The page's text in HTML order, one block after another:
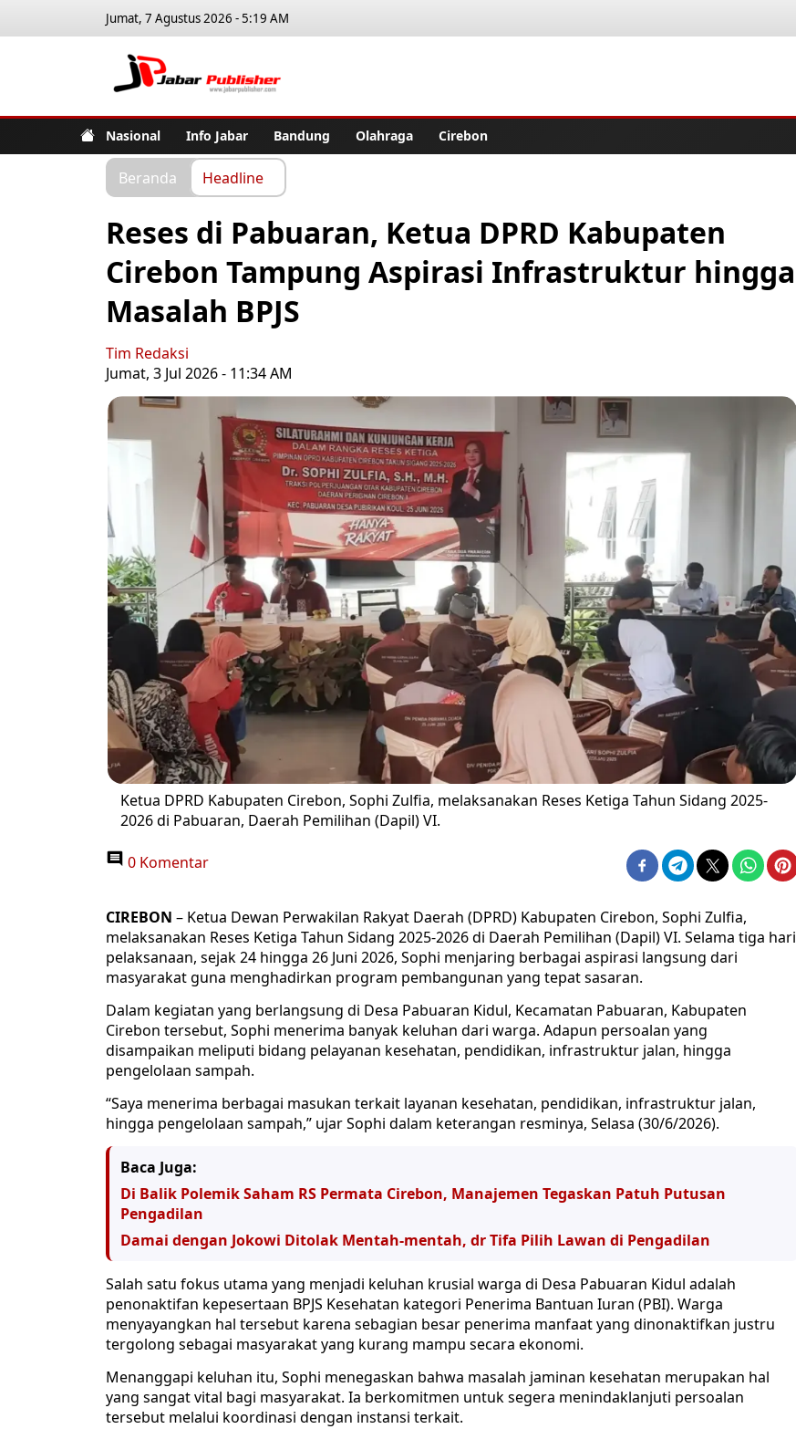
Jumat, 7 Agustus 2026 - 5:19 AM
Nasional Info Jabar Bandung Olahraga Cirebon
Beranda Headline
Reses di Pabuaran, Ketua DPRD Kabupaten
Cirebon Tampung Aspirasi Infrastruktur hingga
Masalah BPJS
Tim Redaksi
Jumat, 3 Jul 2026 - 11:34 AM
Ketua DPRD Kabupaten Cirebon, Sophi Zulfia, melaksanakan Reses Ketiga Tahun Sidang 2025-
2026 di Pabuaran, Daerah Pemilihan (Dapil) VI.
0 Komentar
CIREBON – Ketua Dewan Perwakilan Rakyat Daerah (DPRD) Kabupaten Cirebon, Sophi Zulfia,
melaksanakan Reses Ketiga Tahun Sidang 2025-2026 di Daerah Pemilihan (Dapil) VI. Selama tiga hari
pelaksanaan, sejak 24 hingga 26 Juni 2026, Sophi menjaring berbagai aspirasi langsung dari
masyarakat guna menghadirkan program pembangunan yang tepat sasaran.
Dalam kegiatan yang berlangsung di Desa Pabuaran Kidul, Kecamatan Pabuaran, Kabupaten
Cirebon tersebut, Sophi menerima banyak keluhan dari warga. Adapun persoalan yang
disampaikan meliputi bidang pelayanan kesehatan, pendidikan, infrastruktur jalan, hingga
pengelolaan sampah.
“Saya menerima berbagai masukan terkait layanan kesehatan, pendidikan, infrastruktur jalan,
hingga pengelolaan sampah,” ujar Sophi dalam keterangan resminya, Selasa (30/6/2026).
Baca Juga:
Di Balik Polemik Saham RS Permata Cirebon, Manajemen Tegaskan Patuh Putusan
Pengadilan
Damai dengan Jokowi Ditolak Mentah-mentah, dr Tifa Pilih Lawan di Pengadilan
Salah satu fokus utama yang menjadi keluhan krusial warga di Desa Pabuaran Kidul adalah
penonaktifan kepesertaan BPJS Kesehatan kategori Penerima Bantuan Iuran (PBI). Warga
menyayangkan hal tersebut karena sebagian besar penerima manfaat yang dinonaktifkan justru
tergolong sebagai masyarakat yang kurang mampu secara ekonomi.
Menanggapi keluhan itu, Sophi menegaskan bahwa masalah jaminan kesehatan merupakan hal
yang sangat vital bagi masyarakat. Ia berkomitmen untuk segera menindaklanjuti persoalan
tersebut melalui koordinasi dengan instansi terkait.